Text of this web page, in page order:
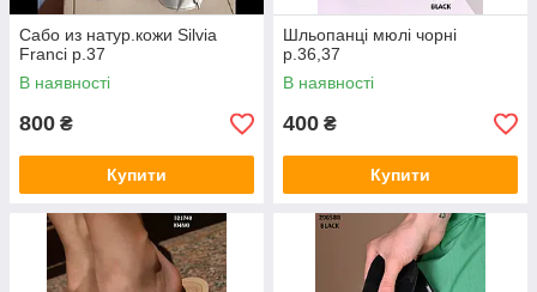
Сабо из натур.кожи Silvia
Franci р.37
В наявності
800 ₴
Купити
Шльопанці мюлі чорні
р.36,37
В наявності
400 ₴
Купити